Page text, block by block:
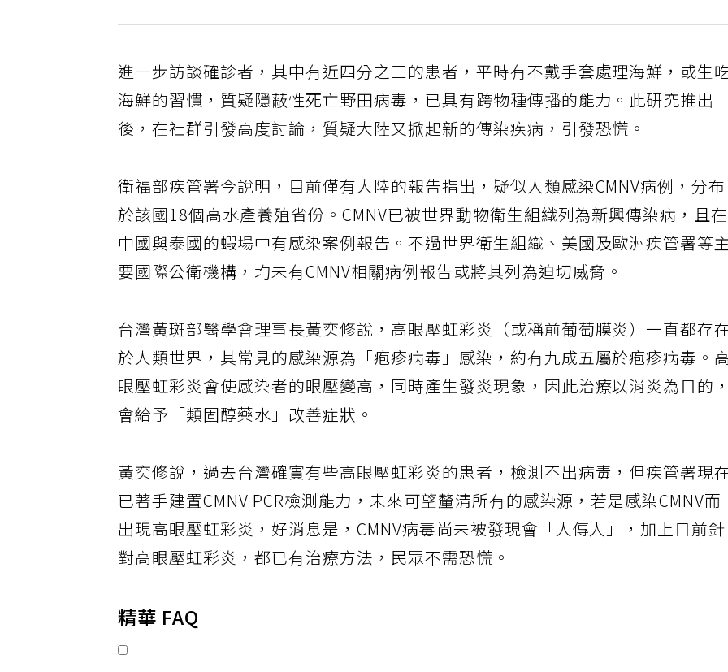
進一步訪談確診者，其中有近四分之三的患者，平時有不戴手套處理海鮮，或生
海鮮的習慣，質疑隱蔽性死亡野田病毒，已具有跨物種傳播的能力。此研究推出
後，在社群引發高度討論，質疑大陸又掀起新的傳染疾病，引發恐慌。
衛福部疾管署今說明，目前僅有大陸的報告指出，疑似人類感染CMNV病例，分布
於該國18個高水產養殖省份。CMNV已被世界動物衛生組織列為新興傳染病，且在
中國與泰國的蝦場中有感染案例報告。不過世界衛生組織、美國及歐洲疾管署等
要國際公衛機構，均未有CMNV相關病例報告或將其列為迫切威脅。
台灣黃斑部醫學會理事長黃奕修說，高眼壓虹彩炎（或稱前葡萄膜炎）一直都存
於人類世界，其常見的感染源為「疱疹病毒」感染，約有九成五屬於疱疹病毒。高
眼壓虹彩炎會使感染者的眼壓變高，同時產生發炎現象，因此治療以消炎為目的，
會給予「類固醇藥水」改善症狀。
黃奕修說，過去台灣確實有些高眼壓虹彩炎的患者，檢測不出病毒，但疾管署現
已著手建置CMNV PCR檢測能力，未來可望釐清所有的感染源，若是感染CMNV而
出現高眼壓虹彩炎，好消息是，CMNV病毒尚未被發現會「人傳人」，加上目前針
對高眼壓虹彩炎，都已有治療方法，民眾不需恐慌。
精華 FAQ